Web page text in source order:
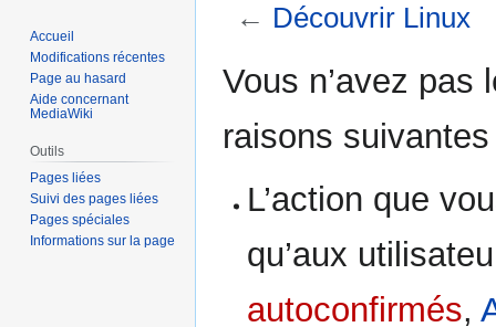
← Découvrir Linux
à
navigation
à
recherche
Vous n’avez pas
raisons suivantes
L’action que
qu’aux
autoconfirmés,
Accueil
Modifications récentes
Page au hasard
Aide concernant
MediaWiki
Outils
Pages liées
Suivi des pages liées
Pages spéciales
Informations sur la page